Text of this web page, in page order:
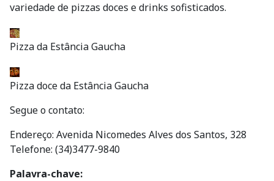
variedade de pizzas doces e drinks sofisticados.
Pizza da Estância Gaucha
Pizza doce da Estância Gaucha
Segue o contato:
Endereço: Avenida Nicomedes Alves dos Santos, 328
Telefone: (34)3477-9840
Palavra-chave